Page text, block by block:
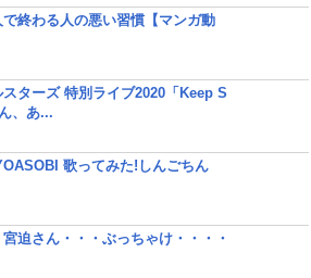
で終わる人の悪い習慣【マンガ動
ターズ 特別ライブ2020「Keep S
、あ...
歌ってみた!しんごちん
宮迫さん・・・ぶっちゃけ・・・・